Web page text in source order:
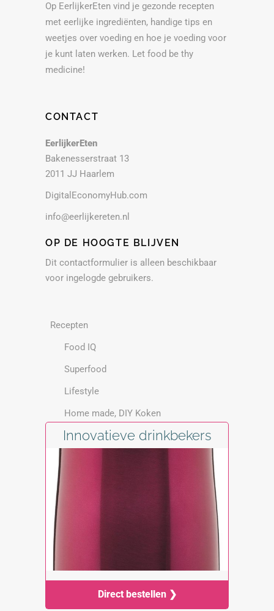
Op EerlijkerEten vind je gezonde recepten
met eerlijke ingrediënten, handige tips en
weetjes over voeding en hoe je voeding voor
je kunt laten werken. Let food be thy
medicine!
CONTACT
EerlijkerEten
Bakenesserstraat 13
2011 JJ Haarlem
DigitalEconomyHub.com
info@eerlijkereten.nl
OP DE HOOGTE BLIJVEN
Dit contactformulier is alleen beschikbaar
voor ingelogde gebruikers.
Recepten
Food IQ
Superfood
Lifestyle
Home made, DIY Koken
Innovatieve drinkbekers
Direct bestellen ❯